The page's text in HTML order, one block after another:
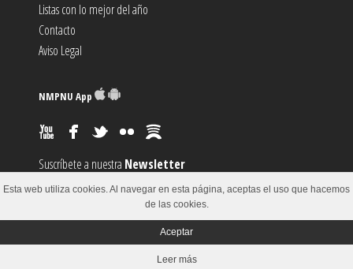
Listas con lo mejor del año
Contacto
Aviso Legal
NMPNU App
Suscríbete a nuestra Newsletter
Suscríbete al canalRSS
© 2002-2018
Esta web utiliza cookies. Al navegar en esta página, aceptas el uso que hacemos
de las cookies.
Aceptar
Leer más